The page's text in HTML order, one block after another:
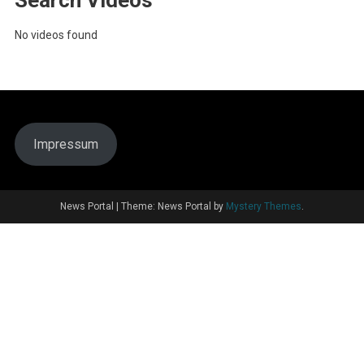
No videos found
Impressum
News Portal Theme: News Portal by Mystery Themes.